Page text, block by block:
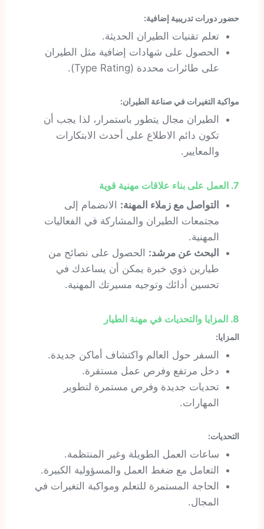
حضور دورات تدريبية إضافية:
تعلم تقنيات الطيران الحديثة.
الحصول على شهادات إضافية مثل الطيران
على طائرات محددة (Type Rating).
مواكبة التغيرات في صناعة الطيران:
الطيران مجال يتطور باستمرار، لذا يجب أن
تكون دائم الاطلاع على أحدث الابتكارات
والمعايير.
7. العمل على بناء علاقات مهنية قوية
التواصل مع زملاء المهنة: الانضمام إلى
مجتمعات الطيران والمشاركة في الفعاليات
المهنية.
البحث عن مرشد: الحصول على نصائح من
طيارين ذوي خبرة يمكن أن يساعدك في
تحسين أدائك وتوجيه مسيرتك المهنية.
8. المزايا والتحديات في مهنة الطيار
المزايا:
السفر حول العالم واكتشاف أماكن جديدة.
دخل مرتفع وفرص عمل مستقرة.
تحديات جديدة وفرص مستمرة لتطوير
المهارات.
التحديات:
ساعات العمل الطويلة وغير المنتظمة.
التعامل مع ضغط العمل والمسؤولية الكبيرة.
الحاجة المستمرة للتعلم ومواكبة التغيرات في
المجال.